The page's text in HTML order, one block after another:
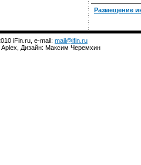
Размещение
iFin.ru, e-mail: mail@ifin.ru
Aplex, Дизайн: Максим Черемхин